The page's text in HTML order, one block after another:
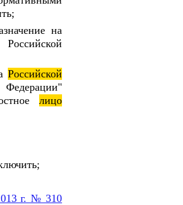
на
Российской
Российской
Федерации"
лицо
г. № 310